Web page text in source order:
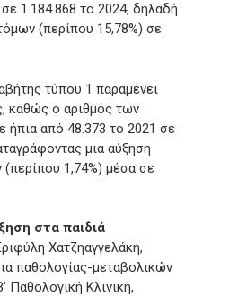
1.184.868 το 2024, δηλαδή
(περίπου 15,78%) σε
τύπου 1 παραμένει
καθώς ο αριθμός των
ήπια από 48.373 το 2021 σε
μια αύξηση
1,74%) μέσα σε
στα παιδιά
Χατζηαγγελάκη,
παθολογίας-μεταβολικών
Παθολογική Κλινική,